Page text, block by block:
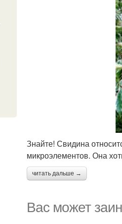
Знайте! Свидина
микроэлементов. Она
читать дальше →
Вас может